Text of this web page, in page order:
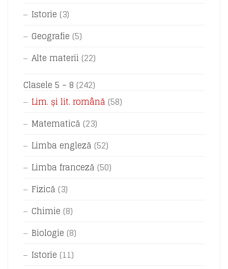
Istorie (3)
Geografie (5)
Alte materii (22)
Clasele 5 – 8 (242)
Lim. și lit. română (58)
Matematică (23)
Limba engleză (52)
Limba franceză (50)
Fizică (3)
Chimie (8)
Biologie (8)
Istorie (11)